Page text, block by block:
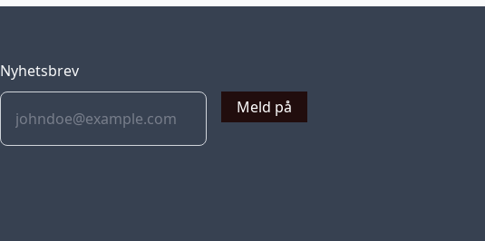
Nyhetsbrev
Meld på